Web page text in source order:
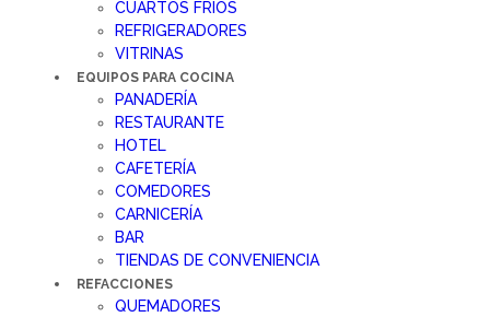
CUARTOS FRÍOS
REFRIGERADORES
VITRINAS
EQUIPOS PARA COCINA
PANADERÍA
RESTAURANTE
HOTEL
CAFETERÍA
COMEDORES
CARNICERÍA
BAR
TIENDAS DE CONVENIENCIA
REFACCIONES
QUEMADORES